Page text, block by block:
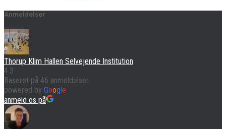
Anmeldelser
Thorup Klim Hallen Selvejende Institution
4.3
Baseret på 46 anmeldelser
powered by Google
anmeld os på